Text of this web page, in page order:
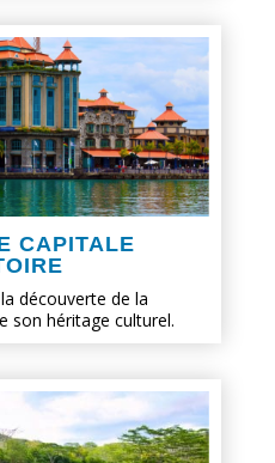
CAPITALE
découverte de la
son héritage culturel.